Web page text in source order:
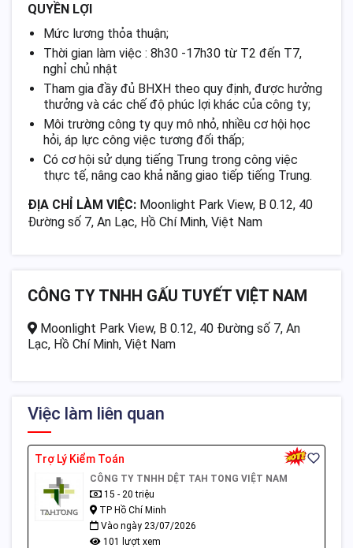
QUYỀN LỢI
Mức lương thỏa thuận;
Thời gian làm việc : 8h30 -17h30 từ T2 đến T7,
nghỉ chủ nhật
Tham gia đầy đủ BHXH theo quy định, được hưởng
thưởng và các chế độ phúc lợi khác của công ty;
Môi trường công ty quy mô nhỏ, nhiều cơ hội học
hỏi, áp lực công việc tương đối thấp;
Có cơ hội sử dụng tiếng Trung trong công việc
thực tế, nâng cao khả năng giao tiếp tiếng Trung.
ĐỊA CHỈ LÀM VIỆC: Moonlight Park View, B 0.12, 40
Đường số 7, An Lạc, Hồ Chí Minh, Việt Nam
CÔNG TY TNHH GẤU TUYẾT VIỆT NAM
Moonlight Park View, B 0.12, 40 Đường số 7, An
Lạc, Hồ Chí Minh, Việt Nam
Việc làm liên quan
Trợ Lý Kiểm Toán
CÔNG TY TNHH DỆT TAH TONG VIỆT NAM
15 - 20 triệu
TP Hồ Chí Minh
Vào ngày 23/07/2026
101 lượt xem